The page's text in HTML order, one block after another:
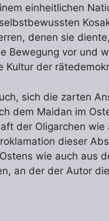
einheitlichen
denen sie
Bewegung vor und
Kultur der
sich die zarten
dem Maidan im
der Oligarchen
dieser
wie auch aus
an der der Autor